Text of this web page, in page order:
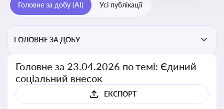
Головне за добу (AI) Усі публікації
ГОЛОВНЕ ЗА ДОБУ
Головне за 23.04.2026 по темі: Єдиний
соціальний внесок
ЕКСПОРТ